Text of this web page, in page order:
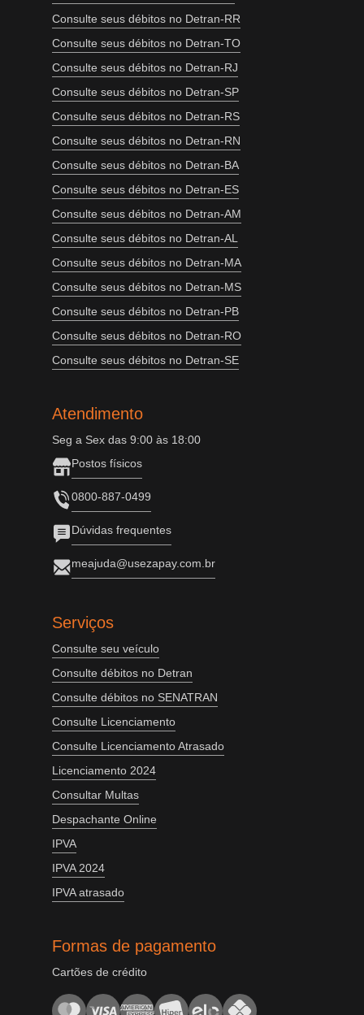
Consulte seus débitos no Detran-RR
Consulte seus débitos no Detran-TO
Consulte seus débitos no Detran-RJ
Consulte seus débitos no Detran-SP
Consulte seus débitos no Detran-RS
Consulte seus débitos no Detran-RN
Consulte seus débitos no Detran-BA
Consulte seus débitos no Detran-ES
Consulte seus débitos no Detran-AM
Consulte seus débitos no Detran-AL
Consulte seus débitos no Detran-MA
Consulte seus débitos no Detran-MS
Consulte seus débitos no Detran-PB
Consulte seus débitos no Detran-RO
Consulte seus débitos no Detran-SE
Atendimento
Seg a Sex das 9:00 às 18:00
Postos físicos
0800-887-0499
Dúvidas frequentes
meajuda@usezapay.com.br
Serviços
Consulte seu veículo
Consulte débitos no Detran
Consulte débitos no SENATRAN
Consulte Licenciamento
Consulte Licenciamento Atrasado
Licenciamento 2024
Consultar Multas
Despachante Online
IPVA
IPVA 2024
IPVA atrasado
Formas de pagamento
Cartões de crédito